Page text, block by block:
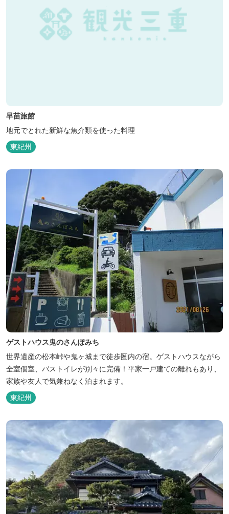
早苗旅館
地元でとれた新鮮な魚介類を使った料理
東紀州
ゲストハウス鬼のさんぽみち
世界遺産の松本峠や鬼ヶ城まで徒歩圏内の宿。ゲストハウスながら
全室個室、バストイレが別々に完備！平家一戸建ての離れもあり、
家族や友人で気兼ねなく泊まれます。
東紀州